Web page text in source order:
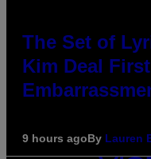
The Set of
Kim Deal
9 hours agoBy Lauren